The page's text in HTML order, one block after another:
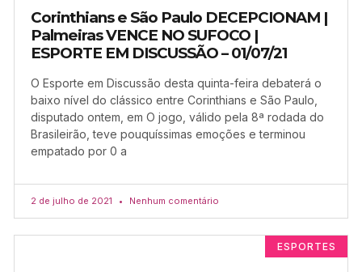
Corinthians e São Paulo DECEPCIONAM |
Palmeiras VENCE NO SUFOCO |
ESPORTE EM DISCUSSÃO – 01/07/21
O Esporte em Discussão desta quinta-feira debaterá o
baixo nível do clássico entre Corinthians e São Paulo,
disputado ontem, em O jogo, válido pela 8ª rodada do
Brasileirão, teve pouquíssimas emoções e terminou
empatado por 0 a
2 de julho de 2021 Nenhum comentário
ESPORTES